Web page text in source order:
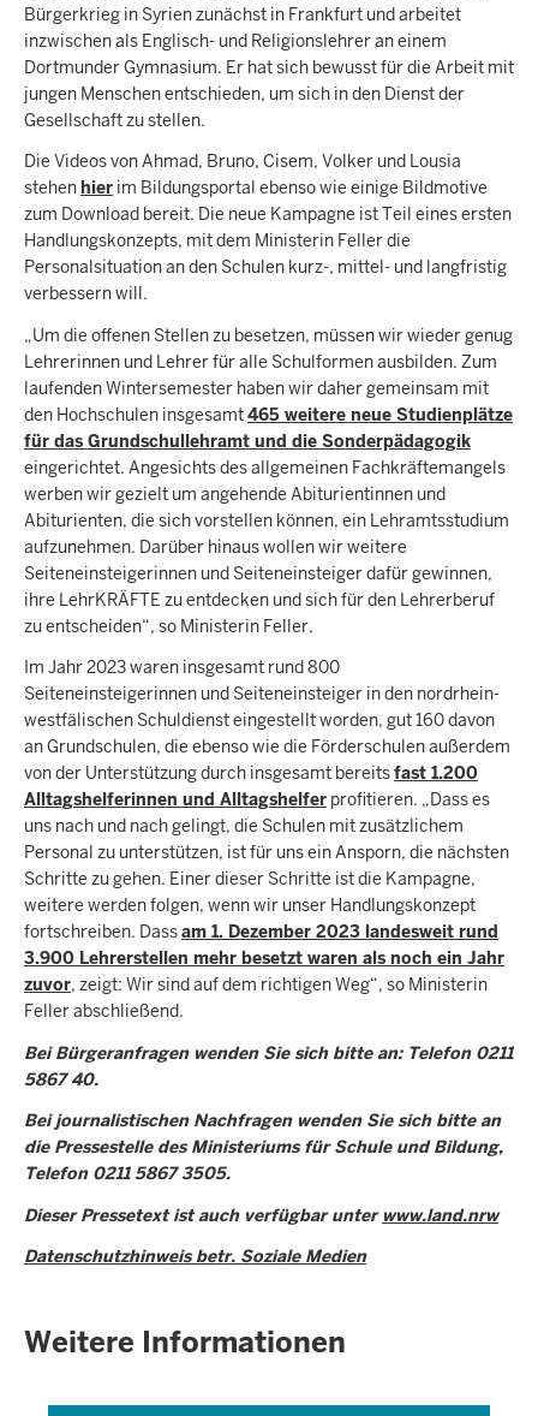
Bürgerkrieg in Syrien zunächst in Frankfurt und arbeitet
inzwischen als Englisch- und Religionslehrer an einem
Dortmunder Gymnasium. Er hat sich bewusst für die Arbeit mit
jungen Menschen entschieden, um sich in den Dienst der
Gesellschaft zu stellen.
Die Videos von Ahmad, Bruno, Cisem, Volker und Lousia
stehenhier im Bildungsportal ebenso wie einige Bildmotive
zum Download bereit. Die neue Kampagne ist Teil eines ersten
Handlungskonzepts, mit dem Ministerin Feller die
Personalsituation an den Schulen kurz-, mittel- und langfristig
verbessern will.
„Um die offenen Stellen zu besetzen, müssen wir wieder genug
Lehrerinnen und Lehrer für alle Schulformen ausbilden. Zum
laufenden Wintersemester haben wir daher gemeinsam mit
den Hochschulen insgesamt465 weitere neue Studienplätze
für das Grundschullehramt und die Sonderpädagogik
eingerichtet. Angesichts des allgemeinen Fachkräftemangels
werben wir gezielt um angehende Abiturientinnen und
Abiturienten, die sich vorstellen können, ein Lehramtsstudium
aufzunehmen. Darüber hinaus wollen wir weitere
Seiteneinsteigerinnen und Seiteneinsteiger dafür gewinnen,
ihre LehrKRÄFTE zu entdecken und sich für den Lehrerberuf
zu entscheiden“, so Ministerin Feller.
Im Jahr 2023 waren insgesamt rund 800
Seiteneinsteigerinnen und Seiteneinsteiger in den nordrhein-
westfälischen Schuldienst eingestellt worden, gut 160 davon
an Grundschulen, die ebenso wie die Förderschulen außerdem
von der Unterstützung durch insgesamt bereitsfast 1.200
Alltagshelferinnen und Alltagshelfer profitieren. „Dass es
uns nach und nach gelingt, die Schulen mit zusätzlichem
Personal zu unterstützen, ist für uns ein Ansporn, die nächsten
Schritte zu gehen. Einer dieser Schritte ist die Kampagne,
weitere werden folgen, wenn wir unser Handlungskonzept
fortschreiben. Dassam 1. Dezember 2023 landesweit rund
3.900 Lehrerstellen mehr besetzt waren als noch ein Jahr
zuvor, zeigt: Wir sind auf dem richtigen Weg“, so Ministerin
Feller abschließend.
Bei Bürgeranfragen wenden Sie sich bitte an: Telefon 0211
5867 40.
Bei journalistischen Nachfragen wenden Sie sich bitte an
die Pressestelle des Ministeriums für Schule und Bildung,
Telefon 0211 5867 3505.
Dieser Pressetext ist auch verfügbar unter www.land.nrw
Datenschutzhinweis betr. Soziale Medien
Weitere Informationen